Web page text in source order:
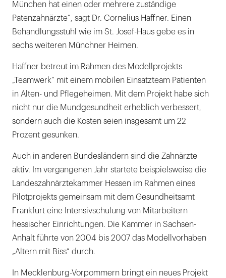
München hat einen oder mehrere zuständige
Patenzahnärzte“, sagt Dr. Cornelius Haffner. Einen
Behandlungsstuhl wie im St. Josef-Haus gebe es in
sechs weiteren Münchner Heimen.
Haffner betreut im Rahmen des Modellprojekts
„Teamwerk“ mit einem mobilen Einsatzteam Patienten
in Alten- und Pflegeheimen. Mit dem Projekt habe sich
nicht nur die Mundgesundheit erheblich verbessert,
sondern auch die Kosten seien insgesamt um 22
Prozent gesunken.
Auch in anderen Bundesländern sind die Zahnärzte
aktiv. Im vergangenen Jahr startete beispielsweise die
Landeszahnärztekammer Hessen im Rahmen eines
Pilotprojekts gemeinsam mit dem Gesundheitsamt
Frankfurt eine Intensivschulung von Mitarbeitern
hessischer Einrichtungen. Die Kammer in Sachsen-
Anhalt führte von 2004 bis 2007 das Modellvorhaben
„Altern mit Biss“ durch.
In Mecklenburg-Vorpommern bringt ein neues Projekt